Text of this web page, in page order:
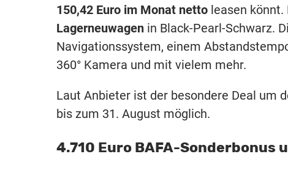
150,42 Euro im Monat netto leasen
Lagerneuwagen in Black-Pearl-Schwarz.
Navigationssystem, einem
360° Kamera und mit vielem mehr.
Laut Anbieter ist der besondere Deal um
bis zum 31. August möglich.
4.710 Euro BAFA-Sonderbonus